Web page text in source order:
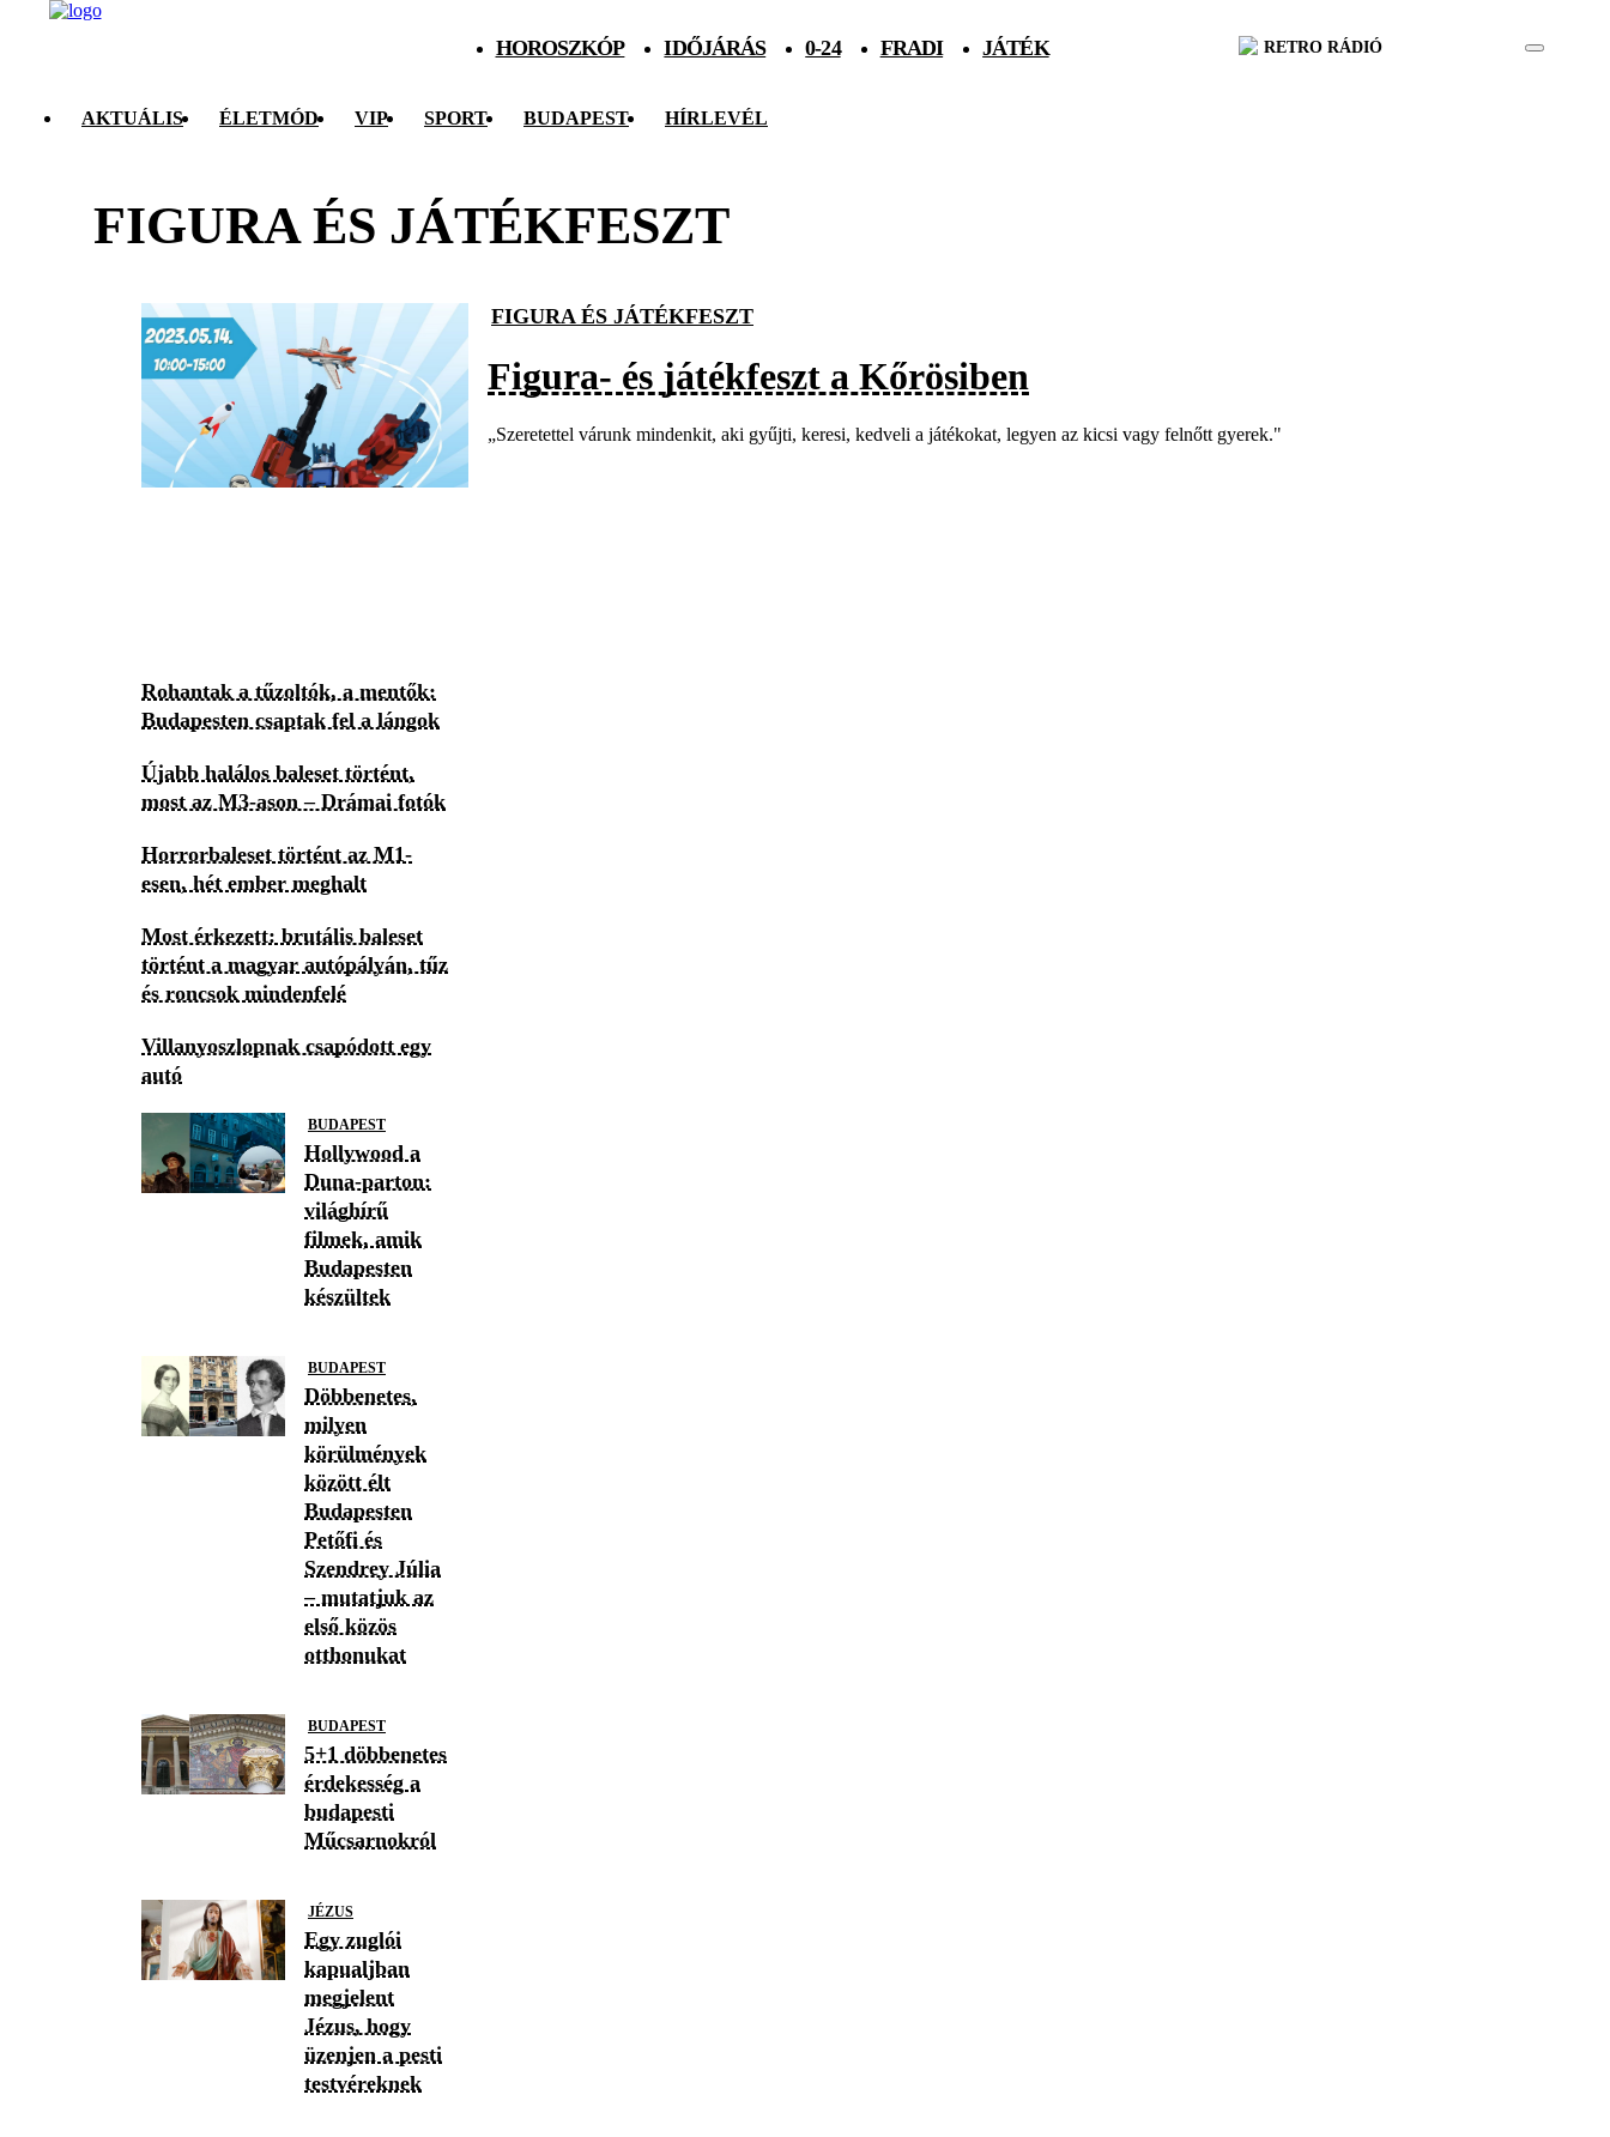
HOROSZKÓP IDŐJÁRÁS 0-24 FRADI JÁTÉK RETRO RÁDIÓ
AKTUÁLIS ÉLETMÓD VIP SPORT BUDAPEST HÍRLEVÉL
FIGURA ÉS JÁTÉKFESZT
FIGURA ÉS JÁTÉKFESZT
Figura- és játékfeszt a Kőrösiben
„Szeretettel várunk mindenkit, aki gyűjti, keresi, kedveli a játékokat, legyen az kicsi vagy felnőtt gyerek."
Rohantak a tűzoltók, a mentők:
Budapesten csaptak fel a lángok
Újabb halálos baleset történt,
most az M3-ason – Drámai fotók
Horrorbaleset történt az M1-
esen, hét ember meghalt
Most érkezett: brutális baleset
történt a magyar autópályán, tűz
és roncsok mindenfelé
Villanyoszlopnak csapódott egy
autó
BUDAPEST
Hollywood a
Duna-parton:
világhírű
filmek, amik
Budapesten
készültek
BUDAPEST
Döbbenetes,
milyen
körülmények
között élt
Budapesten
Petőfi és
Szendrey Júlia
– mutatjuk az
első közös
otthonukat
BUDAPEST
5+1 döbbenetes
érdekesség a
budapesti
Műcsarnokról
JÉZUS
Egy zuglói
kapualjban
megjelent
Jézus, hogy
üzenjen a pesti
testvéreknek